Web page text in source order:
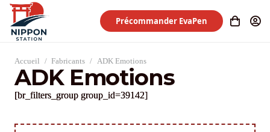
Précommander EvaPen
Accueil / Fabricants / ADK Emotions
ADK Emotions
[br_filters_group group_id=39142]